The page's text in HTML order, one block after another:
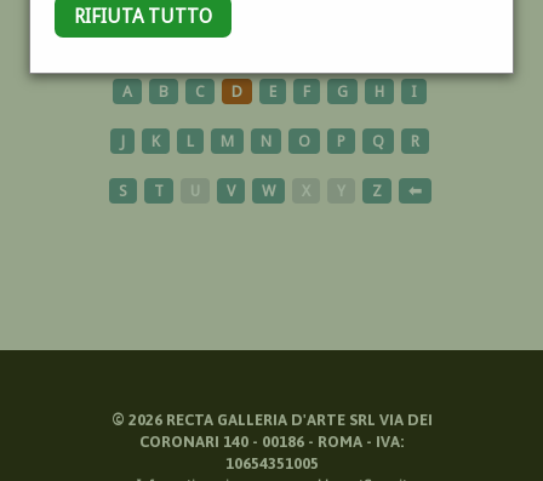
RIFIUTA TUTTO
BAMBINA
A B C D E F G H I
J K L M N O P Q R
S T U V W X Y Z ⬅
© 2026RECTA GALLERIA D'ARTE SRL VIA DEI
CORONARI 140 - 00186 - ROMA - IVA:
10654351005